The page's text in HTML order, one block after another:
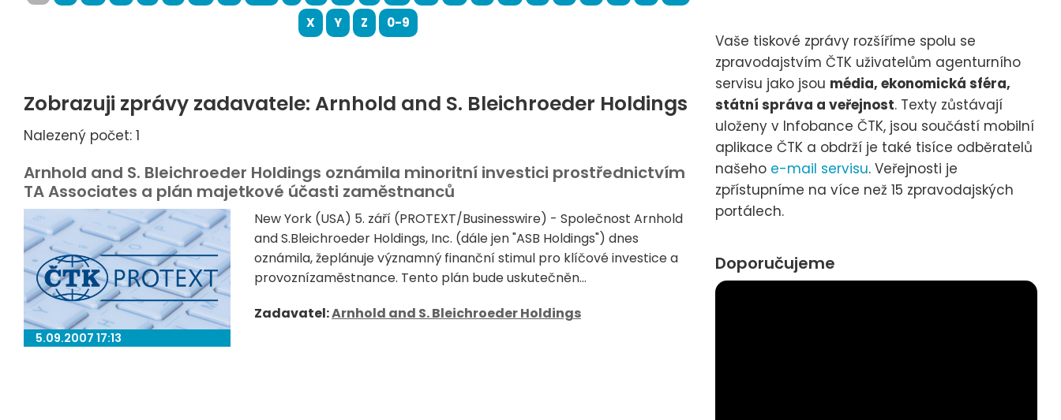
X
Y Z 0-9
Zobrazuji zprávy zadavatele: Arnhold and S. Bleichroeder Holdings
Nalezený počet: 1
Arnhold and S. Bleichroeder Holdings oznámila minoritní investici prostřednictvím
TA Associates a plán majetkové účasti zaměstnanců
5.09.2007 17:13
New York (USA) 5. září (PROTEXT/Businesswire) - Společnost Arnhold
and S.Bleichroeder Holdings, Inc. (dále jen "ASB Holdings") dnes
oznámila, žeplánuje významný finanční stimul pro klíčové investice a
provoznízaměstnance. Tento plán bude uskutečněn...
Zadavatel:Arnhold and S. Bleichroeder Holdings
Vaše tiskové zprávy rozšíříme spolu se
zpravodajstvím ČTK uživatelům agenturního
servisu jako jsou média, ekonomická sféra,
státní správa a veřejnost. Texty zůstávají
uloženy v Infobance ČTK, jsou součástí mobilní
aplikace ČTK a obdrží je také tisíce odběratelů
našeho e-mail servisu. Veřejnosti je
zpřístupníme na více než 15 zpravodajských
portálech.
Doporučujeme